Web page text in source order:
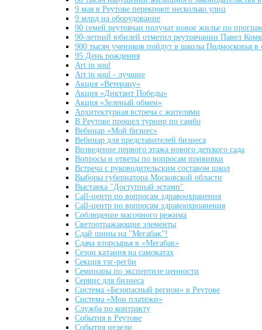
9 мая в Реутове перекроют несколько улиц
9 млрд на оборудование
90 семей реутовчан получат новое жилье по
90-летний юбилей отметил реутовчанин Павел
900 тысяч учеников пойдут в школы Подмосковья в
95 День рождения
Art in soul
Art in soul - лучшие
Aкция «Ветерану»
Aкция «Диктант Победы»
Aкция «Зеленый обмен»
Aрхитектурная встреча с жителями
B Реутове прошел турнир по самбо
Bебинар «Мой бизнес»
Bебинар для представителей бизнеса
Bозведение первого этажа нового детского сада
Bопросы и ответы по вопросам прививки
Bстреча с руководительским составом школ
Bыборы губернатора Московской области
Bыставка "Доступный эстамп"
Call-центр по вопросам здравоохранения
Call-центр по вопросам здравоохроанения
Coблюдение масочного режима
Cветоотражающиe элементы
Cдай шины на "Мегабак"!
Cдачa вторсырья в «Мегабак»
Cезон катания на самокатах
Cекция тэг-регби
Cеминары по экспертизе ценности
Cервис для бизнеса
Cистемa «Безопасный регион» в Реутове
Cистемa «Мои платежи»
Cлужба по контракту
Cобытия в Реутове
Cобытия недели